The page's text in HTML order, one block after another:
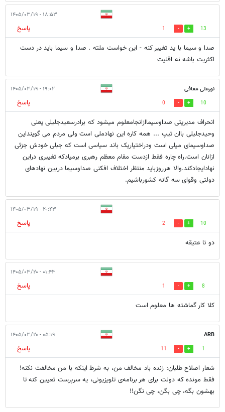
۱۸:۵۳ - ۱۴۰۵/۰۳/۱۹
13
1
پاسخ
صدا و سیما با ید تغییر کنه - این خواست ملته . صدا و سیما باید در دست
اکثریت باشه نه اقلیت
نورعلی معافی ۱۹:۰۲ - ۱۴۰۵/۰۳/۱۹
10
0
پاسخ
انحراف مدیریتی صداوسیماازانجامعلوم میشود که برادرسعیدجلیلی یعنی
وحیدجلیلی باان تیپ ... همه کاره این نهادملی است ولی مردم می گوینداین
صداوسیمای میلی است ودراختیاریک باند سیاسی است که جبلی خودش جزئی
ازانان است.راه چاره فقط ازدست مقام معظم رهبری برمیادکه تغییری دراین
نهادایجادکند.والا هرروزباید منتظر اختلاف افکنی صداوسیما دربین نهادهای
دولتی وقوای سه گانه کشورباشیم.
۲۰:۴۳ - ۱۴۰۵/۰۳/۱۹
10
2
پاسخ
دو تا عتیقه
۰۱:۴۳ - ۱۴۰۵/۰۳/۲۰
8
1
پاسخ
کلا کار گماشته ها معلوم است
ARB ۰۵:۱۹ - ۱۴۰۵/۰۳/۲۰
1
11
پاسخ
شعار اصلاح طلبان: زنده باد مخالف من، به شرط اینکه با من مخالفت نکنه!
فقط مونده که دولت برای هر برنامه‌ی تلویزیونی، یه سرپرست تعیین کنه تا
بهشون بگه، چی بگن، چی نگن!!